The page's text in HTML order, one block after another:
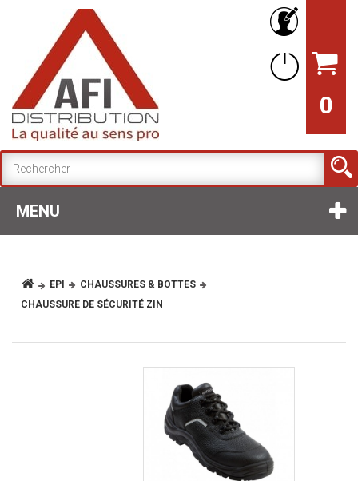
0
MENU
EPI
CHAUSSURES & BOTTES
CHAUSSURE DE SÉCURITÉ ZIN